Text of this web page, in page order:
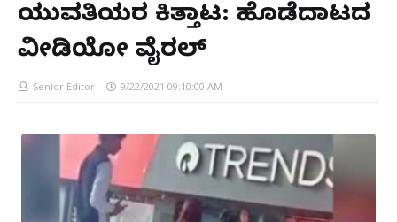
ಯುವತಿಯರ ಕಿತ್ತಾಟ: ಹೊಡೆದಾಟದ
ವೀಡಿಯೋ ವೈರಲ್
Senior Editor 9/22/2021 09:10:00 AM